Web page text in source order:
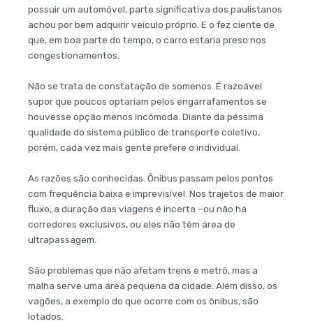
possuir um automóvel, parte significativa dos paulistanos
achou por bem adquirir veículo próprio. E o fez ciente de
que, em boa parte do tempo, o carro estaria preso nos
congestionamentos.
Não se trata de constatação de somenos. É razoável
supor que poucos optariam pelos engarrafamentos se
houvesse opção menos incômoda. Diante da péssima
qualidade do sistema público de transporte coletivo,
porém, cada vez mais gente prefere o individual.
As razões são conhecidas. Ônibus passam pelos pontos
com frequência baixa e imprevisível. Nos trajetos de maior
fluxo, a duração das viagens é incerta –ou não há
corredores exclusivos, ou eles não têm área de
ultrapassagem.
São problemas que não afetam trens e metrô, mas a
malha serve uma área pequena da cidade. Além disso, os
vagões, a exemplo do que ocorre com os ônibus, são
lotados.